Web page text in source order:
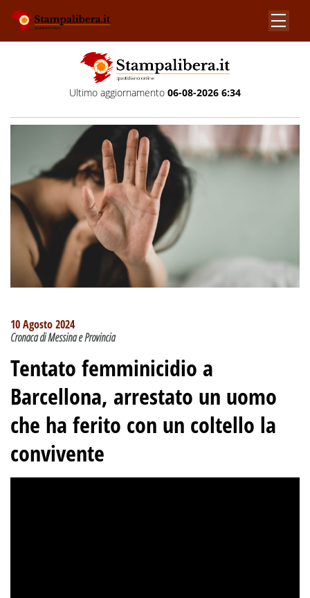
Ultimo aggiornamento 06-08-2026 6:34
10 Agosto 2024
Cronaca di Messina e Provincia
Tentato femminicidio a
Barcellona, arrestato un uomo
che ha ferito con un coltello la
convivente